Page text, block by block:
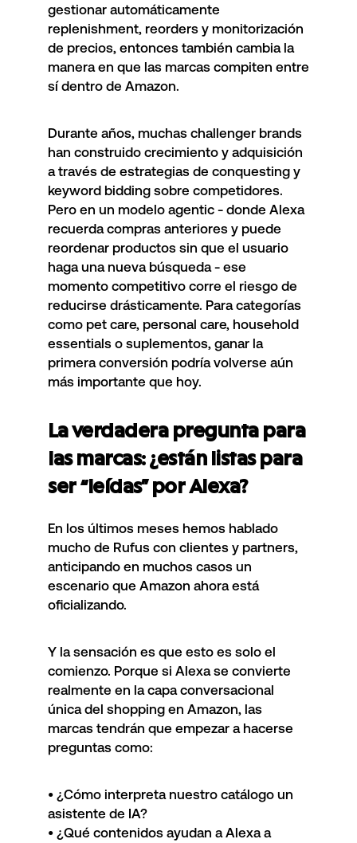
gestionar automáticamente
replenishment, reorders y monitorización
de precios, entonces también cambia la
manera en que las marcas compiten entre
sí dentro de Amazon.
Durante años, muchas challenger brands
han construido crecimiento y adquisición
a través de estrategias de conquesting y
keyword bidding sobre competidores.
Pero en un modelo agentic - donde Alexa
recuerda compras anteriores y puede
reordenar productos sin que el usuario
haga una nueva búsqueda - ese
momento competitivo corre el riesgo de
reducirse drásticamente. Para categorías
como pet care, personal care, household
essentials o suplementos, ganar la
primera conversión podría volverse aún
más importante que hoy.
La verdadera pregunta para
las marcas: ¿están listas para
ser “leídas” por Alexa?
En los últimos meses hemos hablado
mucho de Rufus con clientes y partners,
anticipando en muchos casos un
escenario que Amazon ahora está
oficializando.
Y la sensación es que esto es solo el
comienzo. Porque si Alexa se convierte
realmente en la capa conversacional
única del shopping en Amazon, las
marcas tendrán que empezar a hacerse
preguntas como:
• ¿Cómo interpreta nuestro catálogo un
asistente de IA?
• ¿Qué contenidos ayudan a Alexa a